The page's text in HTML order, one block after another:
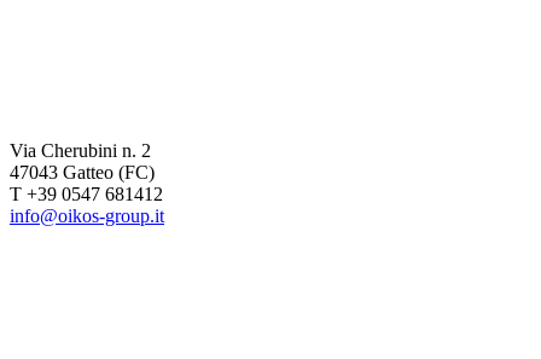
Via Cherubini n. 2
47043 Gatteo (FC)
T +39 0547 681412
info@oikos-group.it